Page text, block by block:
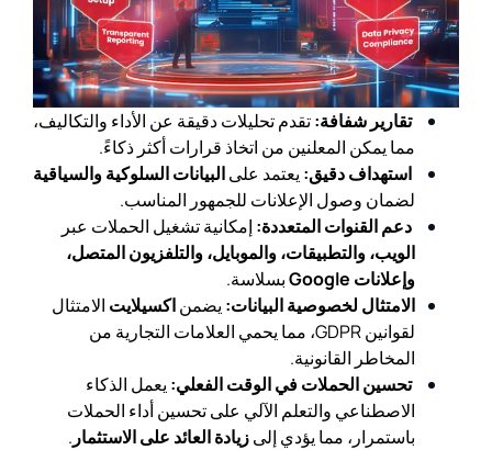
تقارير شفافة:تقدم تحليلات دقيقة عن الأداء والتكاليف،
مما يمكن المعلنين من اتخاذ قرارات أكثر ذكاءً.
استهداف دقيق: يعتمد علىالبيانات السلوكية والسياقية
لضمان وصول الإعلانات للجمهور المناسب.
دعم القنوات المتعددة: إمكانية تشغيل الحملات عبر
الويب، والتطبيقات، والموبايل، والتلفزيون المتصل،
وإعلانات Google
بسلاسة.
الامتثال لخصوصية البيانات: يضمناكسيلايت الامتثال
لقوانين GDPR، مما يحمي العلامات التجارية من
المخاطر القانونية.
تحسين الحملات في الوقت الفعلي: يعمل الذكاء
الاصطناعي والتعلم الآلي على تحسين أداء الحملات
باستمرار، مما يؤدي إلىزيادة العائد على الاستثمار .